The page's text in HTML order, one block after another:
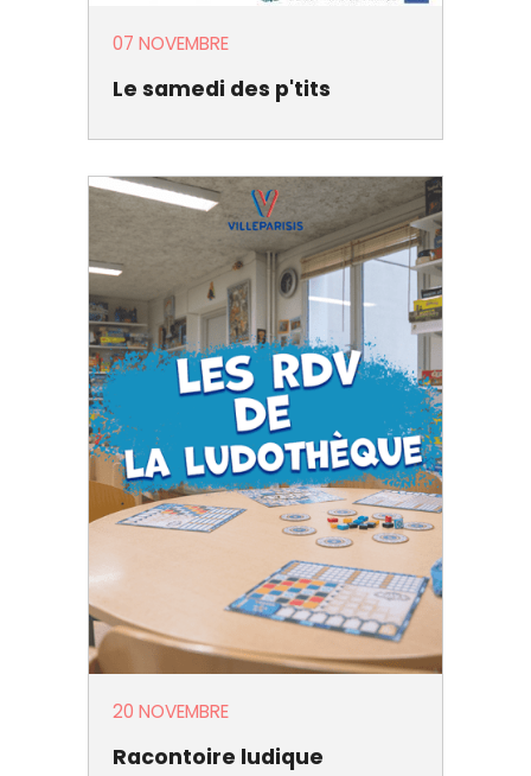
07 NOVEMBRE
Le samedi des p'tits
20 NOVEMBRE
Racontoire ludique